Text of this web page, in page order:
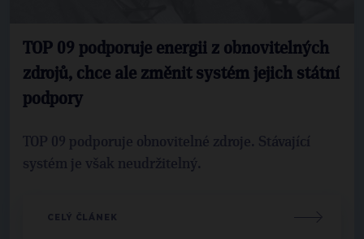
TOP 09 podporuje energii z obnovitelných
zdrojů, chce ale změnit systém jejich státní
podpory
TOP 09 podporuje obnovitelné zdroje. Stávající
systém je však neudržitelný.
CELÝ ČLÁNEK